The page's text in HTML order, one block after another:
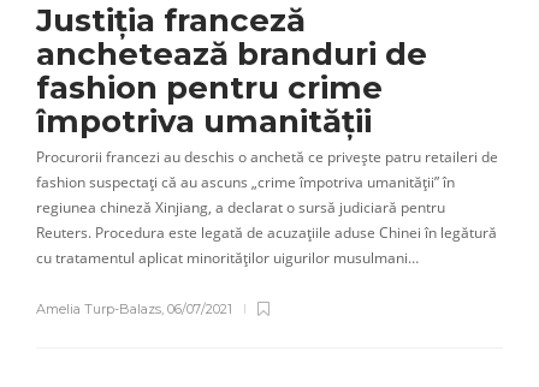
Justiția franceză
anchetează branduri de
fashion pentru crime
împotriva umanității
Procurorii francezi au deschis o anchetă ce privește patru retaileri de
fashion suspectați că au ascuns „crime împotriva umanității” în
regiunea chineză Xinjiang, a declarat o sursă judiciară pentru
Reuters. Procedura este legată de acuzațiile aduse Chinei în legătură
cu tratamentul aplicat minorităților uigurilor musulmani…
Amelia Turp-Balazs, 06/07/2021